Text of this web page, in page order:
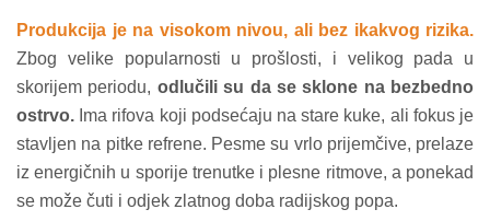
Produkcija je na visokom nivou, ali bez ikakvog rizika.
Zbog velike popularnosti u prošlosti, i velikog pada u
skorijem periodu, odlučili su da se sklone na bezbedno
ostrvo. Ima rifova koji podsećaju na stare kuke, ali fokus je
stavljen na pitke refrene. Pesme su vrlo prijemčive, prelaze
iz energičnih u sporije trenutke i plesne ritmove, a ponekad
se može čuti i odjek zlatnog doba radijskog popa.